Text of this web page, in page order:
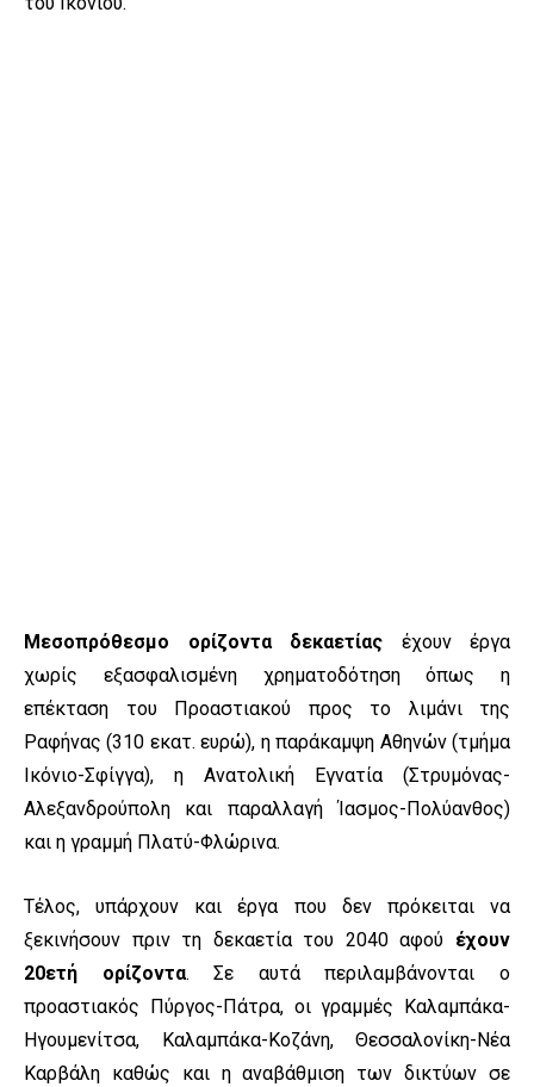
Μεσοπρόθεσμο ορίζοντα δεκαετίας έχουν έργα
χωρίς εξασφαλισμένη χρηματοδότηση όπως η
επέκταση του Προαστιακού προς το λιμάνι της
Ραφήνας (310 εκατ. ευρώ), η παράκαμψη Αθηνών (τμήμα
Ικόνιο-Σφίγγα), η Ανατολική Εγνατία (Στρυμόνας-
Αλεξανδρούπολη και παραλλαγή Ίασμος-Πολύανθος)
και η γραμμή Πλατύ-Φλώρινα.
Τέλος, υπάρχουν και έργα που δεν πρόκειται να
ξεκινήσουν πριν τη δεκαετία του 2040 αφού έχουν
20ετή ορίζοντα. Σε αυτά περιλαμβάνονται ο
προαστιακός Πύργος-Πάτρα, οι γραμμές Καλαμπάκα-
Ηγουμενίτσα, Καλαμπάκα-Κοζάνη, Θεσσαλονίκη-Νέα
Καρβάλη καθώς και η αναβάθμιση των δικτύων σε